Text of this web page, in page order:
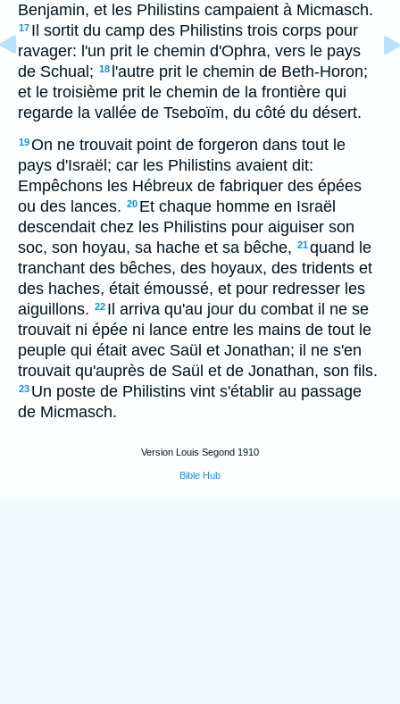
Benjamin, et les Philistins campaient à Micmasch.
17 Il sortit du camp des Philistins trois corps pour
ravager: l'un prit le chemin d'Ophra, vers le pays
de Schual; 18 l'autre prit le chemin de Beth-Horon;
et le troisième prit le chemin de la frontière qui
regarde la vallée de Tseboïm, du côté du désert.
19On ne trouvait point de forgeron dans tout le
pays d'Israël; car les Philistins avaient dit:
Empêchons les Hébreux de fabriquer des épées
ou des lances. 20 Et chaque homme en Israël
descendait chez les Philistins pour aiguiser son
soc, son hoyau, sa hache et sa bêche, 21quand le
tranchant des bêches, des hoyaux, des tridents et
des haches, était émoussé, et pour redresser les
aiguillons. 22 Il arriva qu'au jour du combat il ne se
trouvait ni épée ni lance entre les mains de tout le
peuple qui était avec Saül et Jonathan; il ne s'en
trouvait qu'auprès de Saül et de Jonathan, son fils.
23 Un poste de Philistins vint s'établir au passage
de Micmasch.
Version Louis Segond 1910
Bible Hub